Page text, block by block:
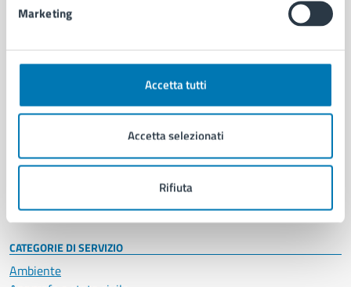
Marketing
Accetta tutti
Accetta selezionati
Rifiuta
AMMINISTRAZIONE
Organi di governo
Enti e fondazioni
Personale amministrativo
Intranet, posta aziendale e protocollo
CATEGORIE DI SERVIZIO
Ambiente